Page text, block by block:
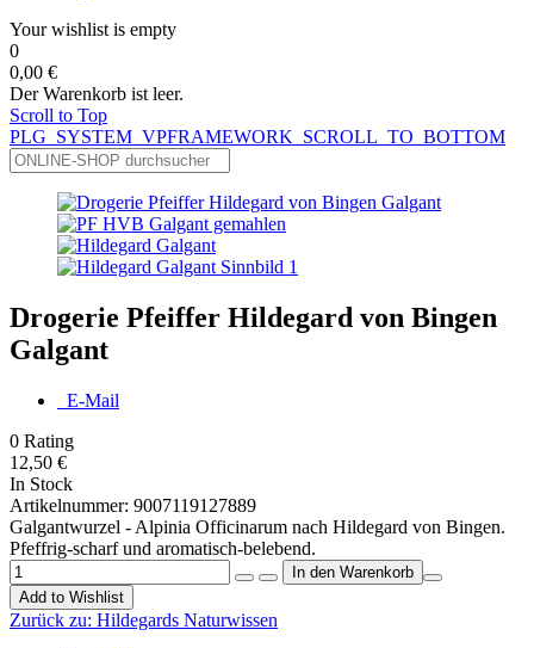
Your wishlist is empty
0
0,00 €
Der Warenkorb ist leer.
Scroll to Top
PLG_SYSTEM_VPFRAMEWORK_SCROLL_TO_BOTTOM
Drogerie Pfeiffer Hildegard von Bingen
Galgant
E-Mail
0 Rating
12,50 €
In Stock
Artikelnummer: 9007119127889
Galgantwurzel - Alpinia Officinarum nach Hildegard von Bingen.
Pfeffrig-scharf und aromatisch-belebend.
Add to Wishlist
Zurück zu: Hildegards Naturwissen